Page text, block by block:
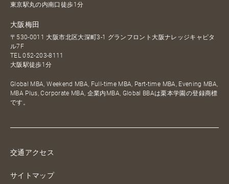
東京駅丸の内南口徒歩1分
大阪梅田
〒530-0011 大阪市北区大深町3-1 グランフロント大阪ナレッジキャピタ
ル7F
TEL052-203-8111
大阪駅徒歩1分
Global MBA, Weekend MBA, Full-time MBA, Part-time MBA, Evening MBA,
MBA Plus, Corporate MBA, 企業内MBA, Global BBAは栗本学園の登録商標
です。
交通アクセス
サイトマップ